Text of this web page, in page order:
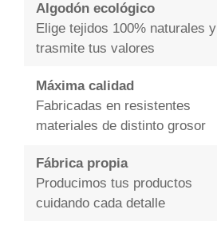
Algodón ecológico
Elige tejidos 100% naturales y
trasmite tus valores
Máxima calidad
Fabricadas en resistentes
materiales de distinto grosor
Fábrica propia
Producimos tus productos
cuidando cada detalle